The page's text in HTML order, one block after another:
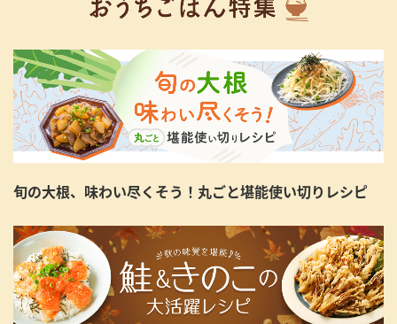
旬の大根、味わい尽くそう！丸ごと堪能使い切りレシピ